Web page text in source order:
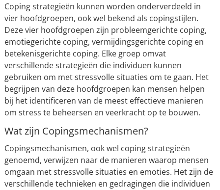
Coping strategieën kunnen worden onderverdeeld in
vier hoofdgroepen, ook wel bekend als copingstijlen.
Deze vier hoofdgroepen zijn probleemgerichte coping,
emotiegerichte coping, vermijdingsgerichte coping en
betekenisgerichte coping. Elke groep omvat
verschillende strategieën die individuen kunnen
gebruiken om met stressvolle situaties om te gaan. Het
begrijpen van deze hoofdgroepen kan mensen helpen
bij het identificeren van de meest effectieve manieren
om stress te beheersen en veerkracht op te bouwen.
Wat zijn Copingsmechanismen?
Copingsmechanismen, ook wel coping strategieën
genoemd, verwijzen naar de manieren waarop mensen
omgaan met stressvolle situaties en emoties. Het zijn de
verschillende technieken en gedragingen die individuen